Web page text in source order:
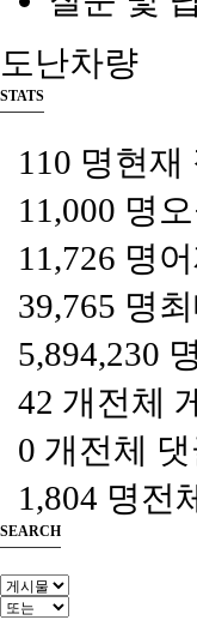
도난차량
STATS
110 명현재
11,000 명
11,726 명
39,765 명
5,894,230 명
42 개 전체
0 개 전체
1,804 명전
SEARCH